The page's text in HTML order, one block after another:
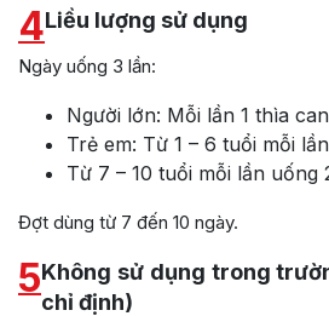
4Liều lượng sử dụng
Ngày uống 3 lần:
Người lớn: Mỗi lần 1 thìa
Trẻ em: Từ 1 – 6 tuổi mỗi
Từ 7 – 10 tuổi mỗi lần uống
Đợt dùng từ 7 đến 10 ngày.
5Không sử dụng trong
chỉ định)